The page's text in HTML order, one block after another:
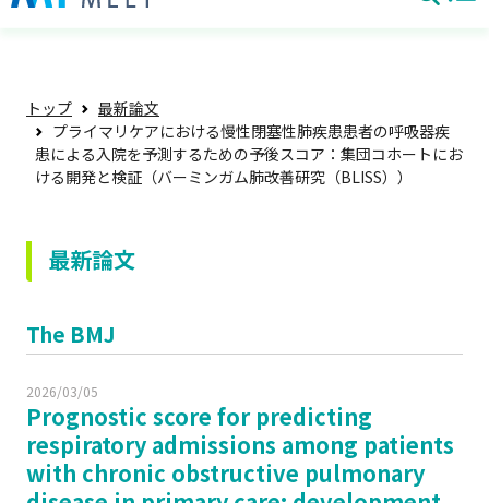
トップ
最新論文
プライマリケアにおける慢性閉塞性肺疾患患者の呼吸器疾
患による入院を予測するための予後スコア：集団コホートにお
ける開発と検証（バーミンガム肺改善研究（BLISS））
最新論文
The BMJ
2026/03/05
Prognostic score for predicting
respiratory admissions among patients
with chronic obstructive pulmonary